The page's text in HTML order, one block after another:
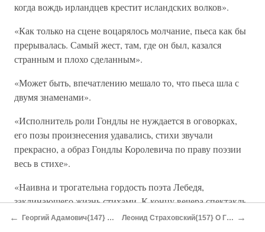
когда вождь ирландцев крестит исландских волков».
«Как только на сцене воцарялось молчание, пьеса как бы
прерывалась. Самый жест, там, где он был, казался
странным и плохо сделанным».
«Может быть, впечатлению мешало то, что пьеса шла с
двумя знаменами».
«Исполнитель роли Гондлы не нуждается в оговорках,
его позы произнесения удавались, стихи звучали
прекрасно, а образ Гондлы Королевича по праву поэзии
весь в стихе».
«Наивна и трогательна гордость поэта Лебедя,
заклинающего жизнь стихами. К концу вечера спектакль
как-то спадал… Я думаю, что это объясняется, кроме
← Георгий Адамович{147} Николай Гумилев Леонид Страховский{157} О Гумилеве. 1886–1921 →